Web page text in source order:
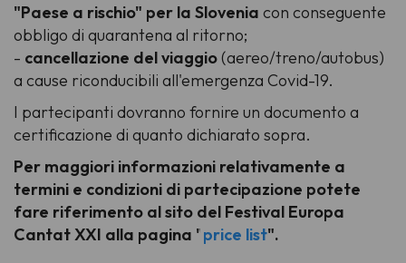
"Paese a rischio" per la Slovenia con conseguente
obbligo di quarantena al ritorno;
- cancellazione del viaggio(aereo/treno/autobus)
a cause riconducibili all'emergenza Covid-19.
I partecipanti dovranno fornire un documento a
certificazione di quanto dichiarato sopra.
Per maggiori informazioni relativamente a
termini e condizioni di partecipazione potete
fare riferimento al sito del Festival Europa
Cantat XXI alla pagina "price list".